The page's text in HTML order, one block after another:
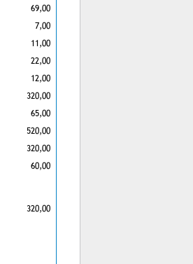
69,00
7,00
11,00
22,00
12,00
320,00
65,00
520,00
320,00
60,00
320,00